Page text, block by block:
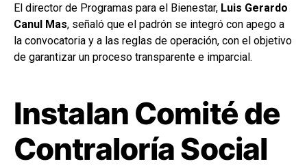
El director de Programas para el Bienestar, Luis Gerardo
Canul Mas, señaló que el padrón se integró con apego a
la convocatoria y a las reglas de operación, con el objetivo
de garantizar un proceso transparente e imparcial.
Instalan Comité de
Contraloría Social